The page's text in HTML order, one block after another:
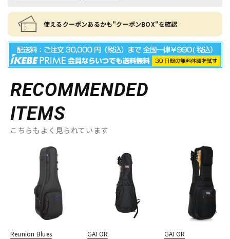
使えるクーポンあるかも"クーポンBOX"を確認
RECOMMENDED
ITEMS
こちらもよく見られています
Reunion Blues
GATOR
GATOR